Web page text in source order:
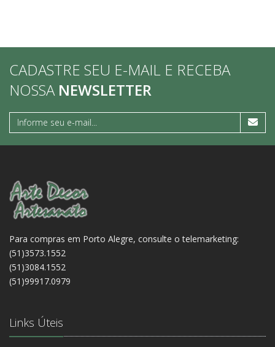
CADASTRE SEU E-MAIL E RECEBA
NOSSA NEWSLETTER
Para compras em Porto Alegre, consulte o telemarketing:
(51)3573.1552
(51)3084.1552
(51)99917.0979
Links Úteis